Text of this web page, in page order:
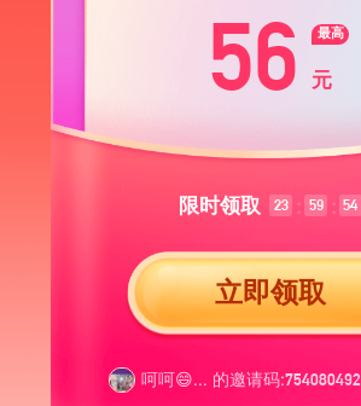
56 元
限时领取 23 : 59 : 54
立即领取
呵呵😄嗷好吧 的邀请码:754080492